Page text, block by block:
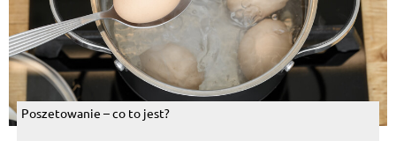
Poszetowanie – co to jest?